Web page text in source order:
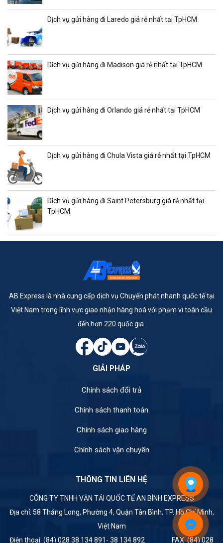
Dịch vụ gửi hàng đi Laredo giá rẻ nhất tại TpHCM
Dịch vụ gửi hàng đi Madison giá rẻ nhất tại TpHCM
Dịch vụ gửi hàng đi Orlando giá rẻ nhất tại TpHCM
Dịch vụ gửi hàng đi Chula Vista giá rẻ nhất tại TpHCM
Dịch vụ gửi hàng đi Saint Petersburg giá rẻ nhất tại
TpHCM
AB Express là nhà cung cấp dịch vụ Chuyển phát nhanh quốc tế tại
Việt Nam trong lĩnh vực giao nhận hàng hoá với phạm vi toàn cầu
đến hơn 220 quốc gia.
GIẢI PHÁP
Chính sách đổi trả
Chính sách thanh toán
Chính sách giao hàng
Chính sách vận chuyển
THÔNG TIN LIÊN HỆ
CÔNG TY TNHH VẬN TẢI QUỐC TẾ AN BÌNH EXPRESS
Địa chỉ: 58 Thăng Long, Phường 4, Quận Tân Bình, TP. Hồ Chí Minh,
Việt Nam
Điện thoại: (84) 028 38 134 891- 38 134 892 FAX: (84) 028